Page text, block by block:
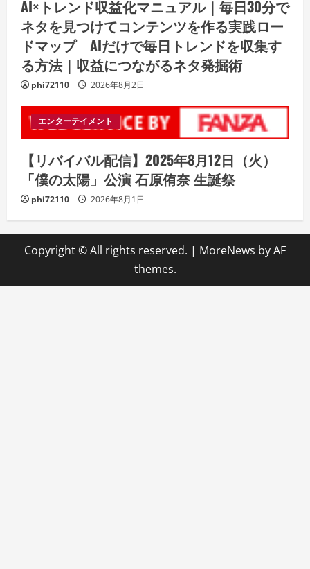
AI×トレンド収益化マニュアル｜毎日30分で
ネタを見つけてコンテンツを作る実践ロー
ドマップ AIだけで毎日トレンドを収集す
る方法｜収益につながるネタ発掘術
phi72110 2026年8月2日
エンターテイメント
【リバイバル配信】2025年8月12日（火）
「僕の太陽」公演 石原侑奈 生誕祭
phi72110 2026年8月1日
Copyright © All rights reserved. | MoreNews by AF
themes.